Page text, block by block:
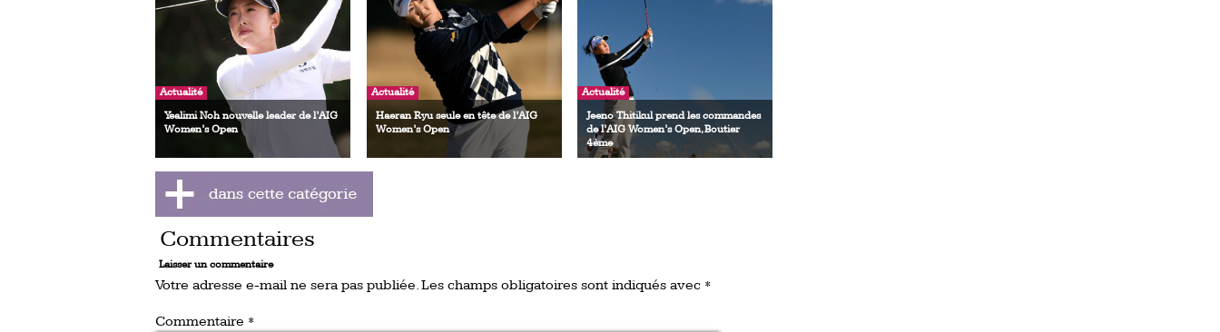
Actualité
Yealimi Noh nouvelle leader de l’AIG
Women’s Open
Actualité
Haeran Ryu seule en tête de l’AIG
Women’s Open
Actualité
Jeeno Thitikul prend les commandes
de l’AIG Women’s Open, Boutier
4ème
Commentaires
Laisser un commentaire
Votre adresse e-mail ne sera pas publiée.Les champs obligatoires sont indiqués avec *
Commentaire *